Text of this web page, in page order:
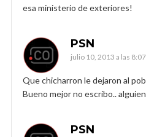
esa ministerio de exteriores!
PSN
julio 10, 2013 a las
Que chicharron le dejaron al
Bueno mejor no escribo..
PSN